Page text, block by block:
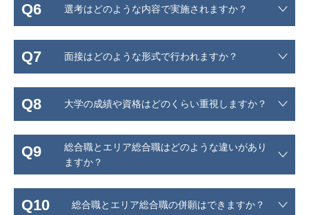
Q6 選考はどのような内容で実施されますか？
Q7 面接はどのような形式で行われますか？
Q8 大学の成績や資格はどのくらい重視しますか？
Q9
総合職とエリア総合職はどのような違いがあり
ますか？
Q10 総合職とエリア総合職の併願はできますか？